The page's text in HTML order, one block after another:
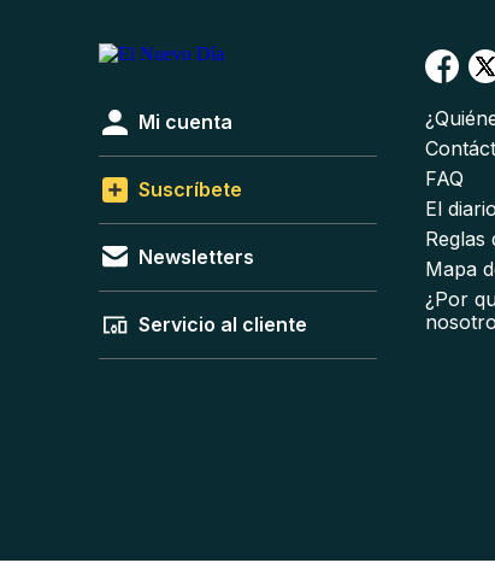
Mi cuenta
Suscríbete
Newsletters
Servicio al cliente
FAQ
El
Reglas
Mapa
¿Por